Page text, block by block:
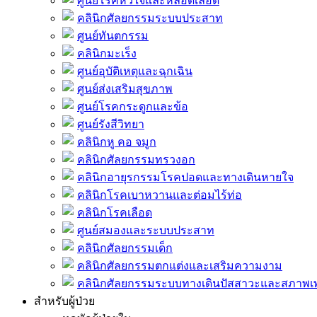
คลินิกศัลยกรรมระบบประสาท
ศูนย์ทันตกรรม
คลินิกมะเร็ง
ศูนย์อุบัติเหตุและฉุกเฉิน
ศูนย์ส่งเสริมสุขภาพ
ศูนย์โรคกระดูกและข้อ
ศูนย์รังสีวิทยา
คลินิกหู คอ จมูก
คลินิกศัลยกรรมทรวงอก
คลินิกอายุรกรรมโรคปอดและทางเดินหายใจ
คลินิกโรคเบาหวานและต่อมไร้ท่อ
คลินิกโรคเลือด
ศูนย์สมองและระบบประสาท
คลินิกศัลยกรรมเด็ก
คลินิกศัลยกรรมตกแต่งและเสริมความงาม
คลินิกศัลยกรรมระบบทางเดินปัสสาวะและสภาพเ
สำหรับผู้ป่วย